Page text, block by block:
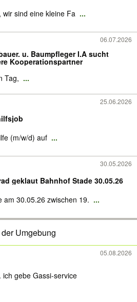
wir sind eine kleine Fa ...
06.07.2026
u. Baumpfleger I.A sucht
Kooperationspartner
Tag, ...
25.06.2026
(m/w/d) auf ...
30.05.2026
Fahrrad geklaut Bahnhof Stade 30.05.26
am 30.05.26 zwischen 19. ...
Umgebung
05.08.2026
ich gebe Gassi-service